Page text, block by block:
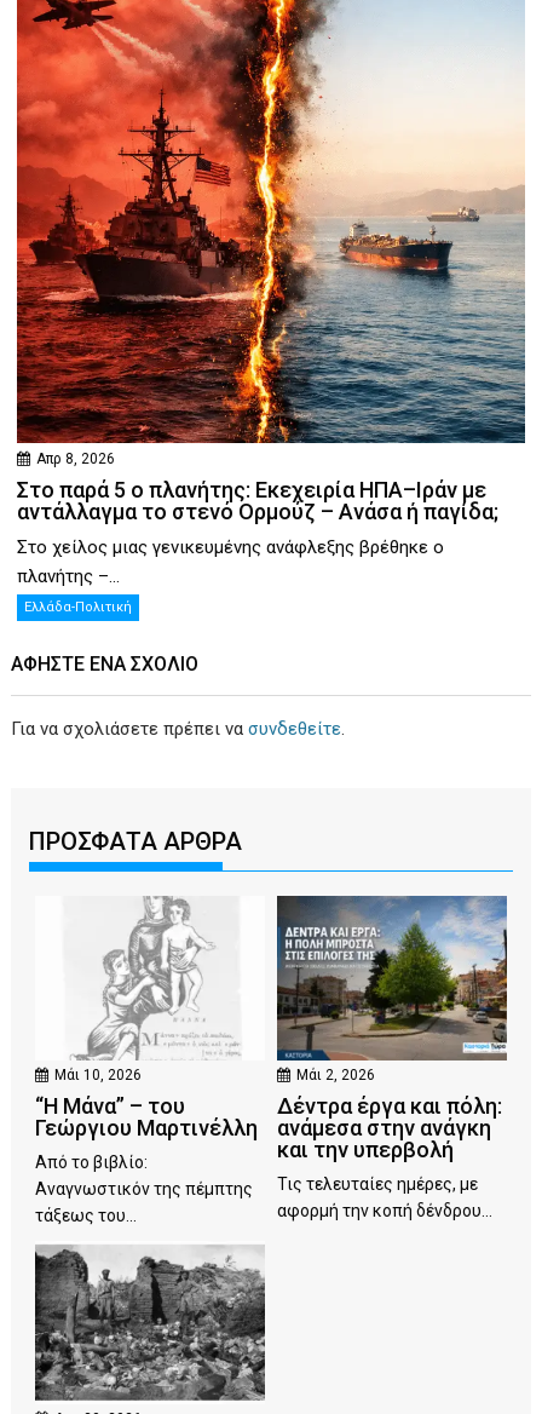
Απρ 8, 2026
Στο παρά 5 ο πλανήτης: Εκεχειρία ΗΠΑ–Ιράν με
αντάλλαγμα το στενό Ορμούζ – Ανάσα ή παγίδα;
Στο χείλος μιας γενικευμένης ανάφλεξης βρέθηκε ο
πλανήτης –...
Ελλάδα-Πολιτική
ΑΦΉΣΤΕ ΕΝΑ ΣΧΌΛΙΟ
Για να σχολιάσετε πρέπει νασυνδεθείτε.
ΠΡΟΣΦΑΤΑ ΑΡΘΡΑ
Μάι 10, 2026
“Η Μάνα” – του
Γεώργιου Μαρτινέλλη
Από το βιβλίο:
Αναγνωστικόν της πέμπτης
τάξεως του...
Μάι 2, 2026
Δέντρα έργα και πόλη:
ανάμεσα στην ανάγκη
και την υπερβολή
Τις τελευταίες ημέρες, με
αφορμή την κοπή δένδρου...